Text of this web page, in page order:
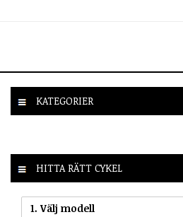
KATEGORIER
HITTA RÄTT CYKEL
1. Välj modell